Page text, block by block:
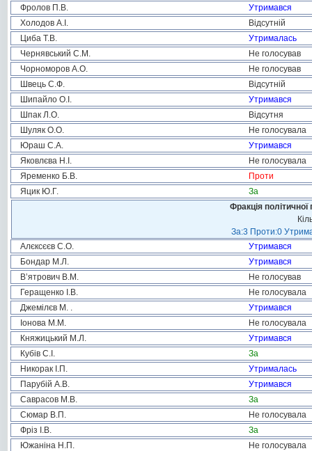
Фролов П.В.
Утримався
Холодов А.І.
Відсутній
Циба Т.В.
Утрималась
Чернявський С.М.
Не голосував
Чорноморов А.О.
Не голосував
Швець С.Ф.
Відсутній
Шипайло О.І.
Утримався
Шпак Л.О.
Відсутня
Шуляк О.О.
Не голосувала
Юраш С.А.
Утримався
Яковлєва Н.І.
Не голосувала
Яременко Б.В.
Проти
Яцик Ю.Г.
За
Фракція
За:3 Проти:0
Алєксєєв С.О.
Утримався
Бондар М.Л.
Утримався
В’ятрович В.М.
Не голосував
Геращенко І.В.
Не голосувала
Джемілєв М. .
Утримався
Іонова М.М.
Не голосувала
Княжицький М.Л.
Утримався
Кубів С.І.
За
Никорак І.П.
Утрималась
Парубій А.В.
Утримався
Саврасов М.В.
За
Сюмар В.П.
Не голосувала
Фріз І.В.
За
Южаніна Н.П.
Не голосувала